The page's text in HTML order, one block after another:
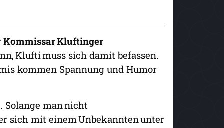
Kluftinger
Klufti muss sich damit befassen.
kommen Spannung und Humor
Solange man nicht
sich mit einem Unbekannten unter